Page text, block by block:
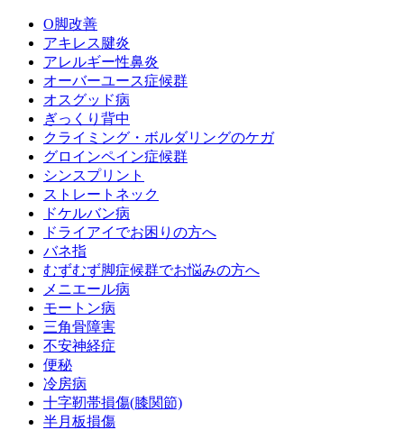
O脚改善
アキレス腱炎
アレルギー性鼻炎
オーバーユース症候群
オスグッド病
ぎっくり背中
クライミング・ボルダリングのケガ
グロインペイン症候群
シンスプリント
ストレートネック
ドケルバン病
ドライアイでお困りの方へ
バネ指
むずむず脚症候群でお悩みの方へ
メニエール病
モートン病
三角骨障害
不安神経症
便秘
冷房病
十字靭帯損傷(膝関節)
半月板損傷